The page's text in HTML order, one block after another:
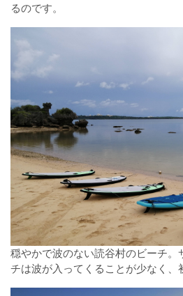
るのです。
穏やかで波のない読谷村のビーチ。
チは波が入ってくることが少なく、